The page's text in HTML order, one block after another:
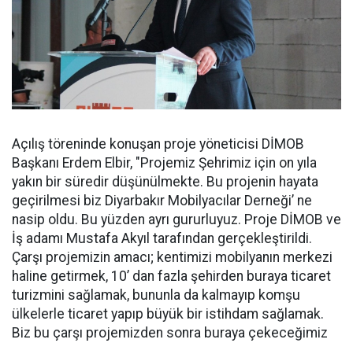
Açılış töreninde konuşan proje yöneticisi DİMOB
Başkanı Erdem Elbir, "Projemiz Şehrimiz için on yıla
yakın bir süredir düşünülmekte. Bu projenin hayata
geçirilmesi biz Diyarbakır Mobilyacılar Derneği’ ne
nasip oldu. Bu yüzden ayrı gururluyuz. Proje DİMOB ve
İş adamı Mustafa Akyıl tarafından gerçekleştirildi.
Çarşı projemizin amacı; kentimizi mobilyanın merkezi
haline getirmek, 10’ dan fazla şehirden buraya ticaret
turizmini sağlamak, bununla da kalmayıp komşu
ülkelerle ticaret yapıp büyük bir istihdam sağlamak.
Biz bu çarşı projemizden sonra buraya çekeceğimiz